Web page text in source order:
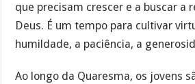
que precisam crescer e a buscar a
Deus. É um tempo para cultivar
humildade, a paciência, a
Ao longo da Quaresma, os jovens